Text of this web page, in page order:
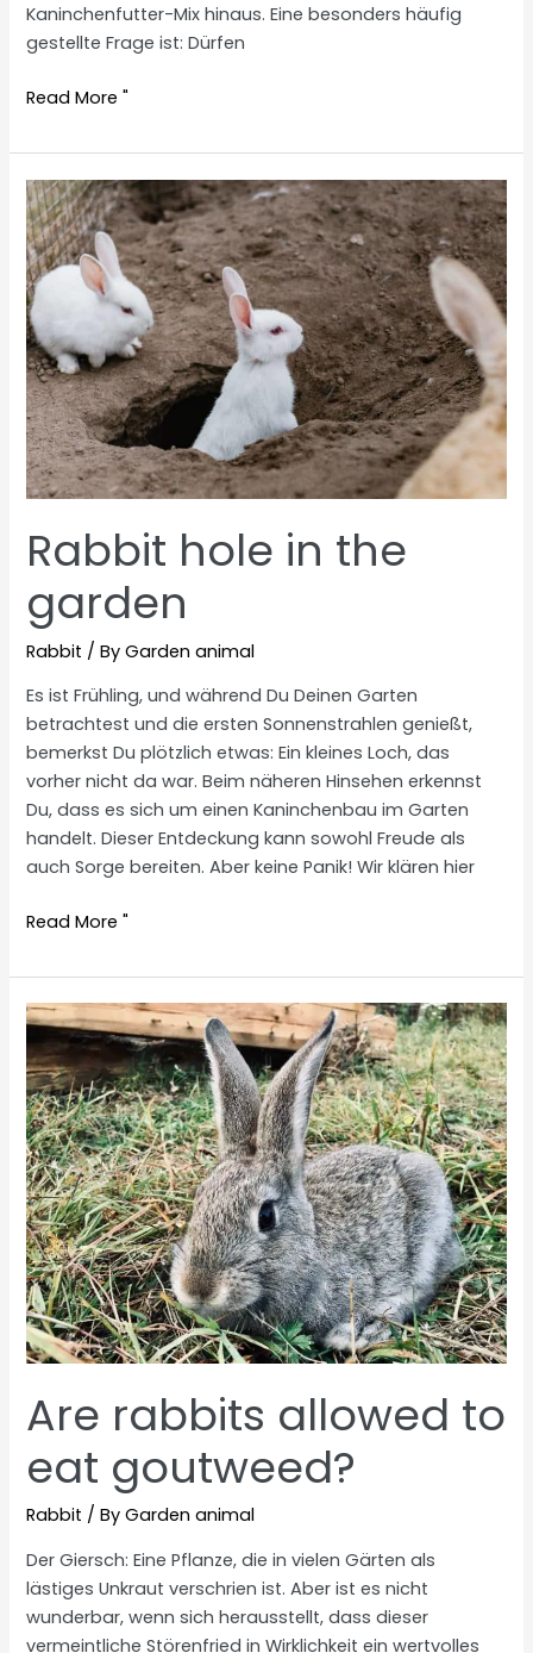
Kaninchenfutter-Mix hinaus. Eine besonders häufig
gestellte Frage ist: Dürfen
Are
allowed
to
eat
dandelion?
Read More "
Rabbit hole in the
garden
Rabbit / ByGarden animal
Es ist Frühling, und während Du Deinen Garten
betrachtest und die ersten Sonnenstrahlen genießt,
bemerkst Du plötzlich etwas: Ein kleines Loch, das
vorher nicht da war. Beim näheren Hinsehen erkennst
Du, dass es sich um einen Kaninchenbau im Garten
handelt. Dieser Entdeckung kann sowohl Freude als
auch Sorge bereiten. Aber keine Panik! Wir klären hier
Rabbit
in
the
garden
Read More "
Are rabbits allowed to
eat goutweed?
Rabbit / ByGarden animal
Der Giersch: Eine Pflanze, die in vielen Gärten als
lästiges Unkraut verschrien ist. Aber ist es nicht
wunderbar, wenn sich herausstellt, dass dieser
vermeintliche Störenfried in Wirklichkeit ein wertvolles